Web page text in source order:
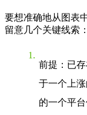
要想准确地从图表
留意几个关键线索：
前提：已
于一个上
的一个平